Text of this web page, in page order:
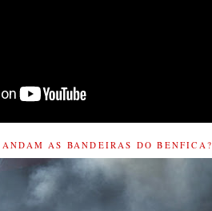
ANDAM AS BANDEIRAS DO BENFICA?